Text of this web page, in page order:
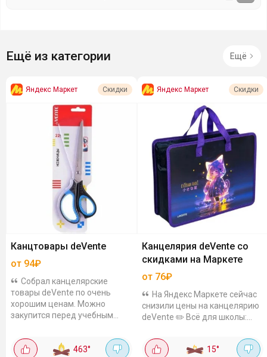
Ещё из категории Ещё
Яндекс Маркет Скидки
Канцтовары deVente
от 94₽
Собрал канцелярские
товары deVente по очень
хорошим ценам. Можно
закупится перед учебным
канцелярские универсальные
за 106₽. 22 см, лезвия из...
463°
Яндекс Маркет Скидки
Канцелярия deVente со
скидками на Маркете
от 76₽
На Яндекс Маркете сейчас
снизили цены на канцелярию
deVente ✏️ Всё для школы:
- цены приятные, качество
хорошее. Успевайте
15°